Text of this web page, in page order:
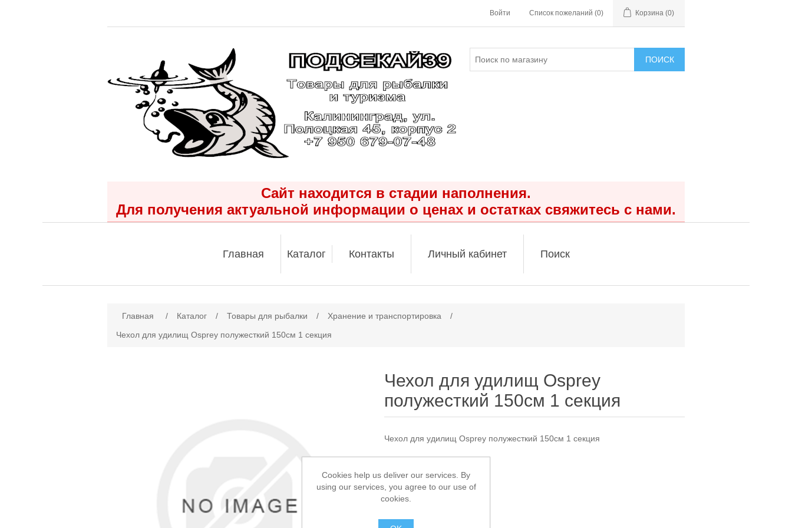
Войти Список пожеланий (0) Корзина (0)
ПОИСК
Сайт находится в стадии наполнения.
Для получения актуальной информации о ценах и остатках свяжитесь с нами.
Главная Каталог Контакты Личный кабинет Поиск
Главная / Каталог / Товары для рыбалки / Хранение и транспортировка
/
Чехол для удилищ Osprey полужесткий 150см 1 секция
Чехол для удилищ Osprey
полужесткий 150см 1 секция
Чехол для удилищ Osprey полужесткий 150см 1 секция
2 450,00 ₽
Cookies help us deliver our services. By
using our services, you agree to our use of
cookies.